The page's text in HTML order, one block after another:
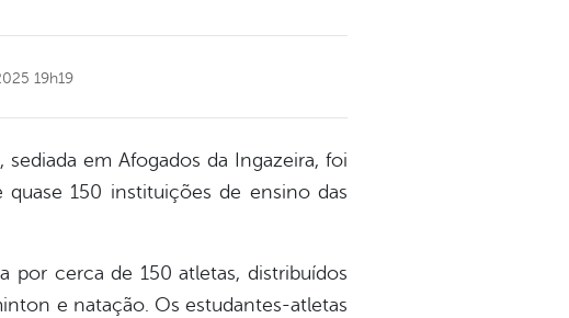
19h19
em Afogados da Ingazeira, foi
150 instituições de ensino das
por cerca de 150 atletas, distribuídos
e natação. Os estudantes-atletas